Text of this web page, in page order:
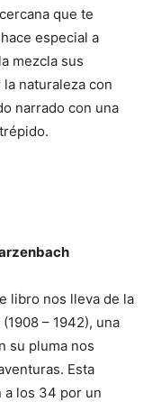
que te
especial a
mezcla sus
naturaleza con
narrado con una
libro nos lleva de la
– 1942), una
su pluma nos
Esta
a los 34 por un